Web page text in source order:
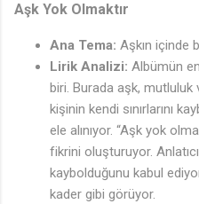
Aşk Yok Olmaktır
Ana Tema: Aşkın içinde
Lirik Analizi: Albümün
biri. Burada aşk,
kişinin kendi sınırlarını
ele alınıyor. “Aşk yok
fikrini oluşturuyor.
kaybolduğunu kabul
kader gibi görüyor.